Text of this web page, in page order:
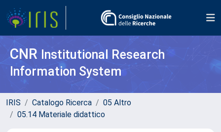
CNR Institutional Research
Information System
IRIS Catalogo Ricerca
05 Altro
05.14 Materiale didattico